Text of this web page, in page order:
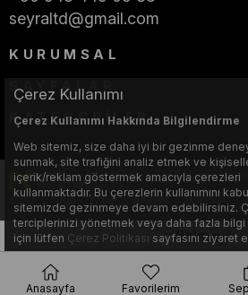
seyraltd@gmail.com
KURUMSAL
SAYFALAR
KATEGORİLER
Bu web sitesi, Nihat KILIÇARSLAN
edilmiştir.
Çerez Kullanımı
Çerez Kullanımı Hakkında Bilgilendirme
Web sitemiz, size daha iyi bir gezinme
sunmak, site trafiğini analiz etmek ve
içerik/reklam göstermek amacıyla çerezleri
kullanmaktadır. Bu çerezlerin kullanımını
sitemizde gezinmeye devam edebilirsiniz.
terciplerinizi yönetmek veya daha fazla bilgi
için lütfen Çerez Politikası sayfasını ziyaret
Anasayfa Favorilerim